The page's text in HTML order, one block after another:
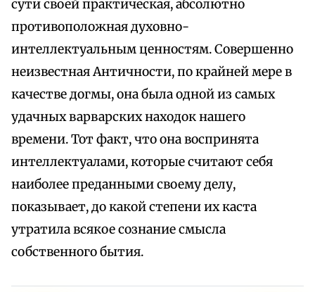
сути своей практическая, абсолютно
противоположная духовно-
интеллектуальным ценностям. Совершенно
неизвестная Античности, по крайней мере в
качестве догмы, она была одной из самых
удачных варварских находок нашего
времени. Тот факт, что она воспринята
интеллектуалами, которые считают себя
наиболее преданными своему делу,
показывает, до какой степени их каста
утратила всякое сознание смысла
собственного бытия.